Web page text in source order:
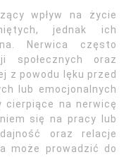
wpływ na życie
jednak ich
Nerwica często
społecznych oraz
z powodu lęku przed
lub emocjonalnych
cierpiące na nerwicę
się na pracy lub
oraz relacje
może prowadzić do